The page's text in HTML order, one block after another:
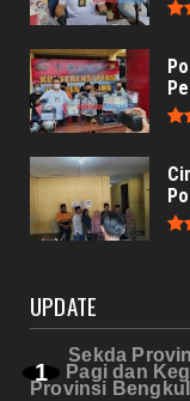
UPDATE
Sekda
Pagi dan
Provinsi